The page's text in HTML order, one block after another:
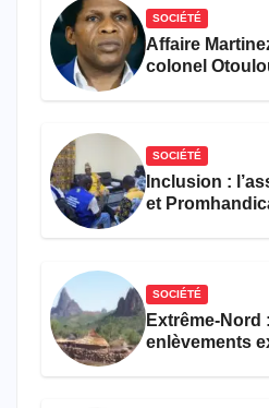
SOCIÉTÉ
Affaire
colonel
SOCIÉTÉ
Inclusion :
et
SOCIÉTÉ
Extrême-Nord
enlèvements